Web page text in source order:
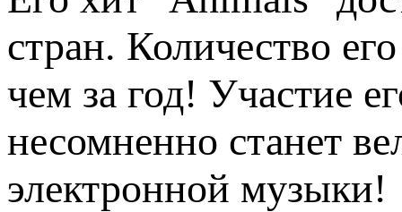
стран. Количество
чем за год! Участие
несомненно станет
электронной музыки!